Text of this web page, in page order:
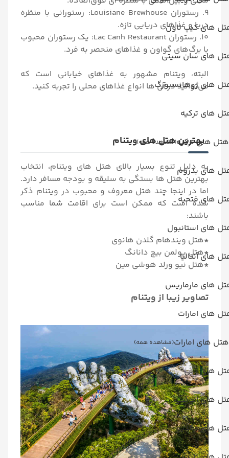
های کیپ تاون
های سان سیتی
های ژوهانسبورگ
های ترکیه
هتل های ترکیه(مشاهده همه)
های بدروم
های فتحیه
های استانبول
های آنتالیا
های مارماریس
های امارات
هتل های امارات(مشاهده همه)
های دبی
های ابوظبی
های مالدیو
9. رستوران Louisiane Brewhouse: رستورانی با منظره
دریا و غذاهای دریایی تازه.
10. رستوران Lac Canh Restaurant: یک رستوران محبوب
با برگ‌های گواون و غذاهای منحصر به فرد.
البته، ویتنام مشهور به غذاهای خیابانی است که
می‌توانید در آن ها انواع غذاهای محلی را تجربه کنید.
بهترین هتل های ویتنام
به دلیل تنوع بسیار بالای هتل های ویتنام، انتخاب
بهترین هتل‌ ها بستگی به سلیقه و بودجه مسافر دارد.
اما در اینجا چند هتل معروف و محبوب در ویتنام ذکر
شده است که ممکن است برای اقامت شما مناسب
باشند:
*هتل ویندهام گلدن هانوی
*هتل پولمن بیچ دانانگ
*هتل نیو ورلد هوشی مین
تصاویر زیبا از ویتنام